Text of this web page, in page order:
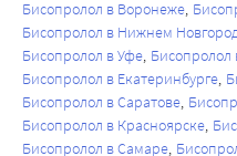
Возможен положительный
контроля при лечении
Следует отменять перед
крови и моче
ванилилминдальной
моксонидин, резерпин):
сердечной
центрального
сердечного выброса,
препарата, особенно, с
Бисопролол в Воронеже
Бисопролол в Нижнем
Бисопролол в Уфе
Бисопролол в Екатеринбурге
Бисопролол в Саратове
Бисопролол в Красноярске
Бисопролол в Самаре